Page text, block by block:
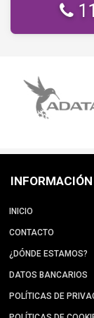
INFORMACIÓN
INICIO
CONTACTO
¿DÓNDE ESTAMOS?
DATOS BANCARIOS
POLÍTICAS DE